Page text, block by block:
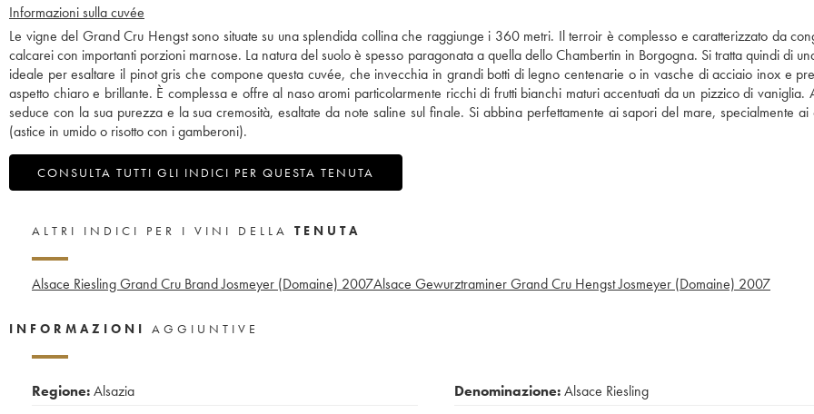
Informazioni sulla cuvée
Le vigne del Grand Cru Hengst sono situate su una splendida collina che raggiunge i 360 metri. Il terroir è complesso e caratterizzato da
calcarei con importanti porzioni marnose. La natura del suolo è spesso paragonata a quella dello Chambertin in Borgogna. Si tratta quindi di
ideale per esaltare il pinot gris che compone questa cuvée, che invecchia in grandi botti di legno centenarie o in vasche di acciaio inox e
aspetto chiaro e brillante. È complessa e offre al naso aromi particolarmente ricchi di frutti bianchi maturi accentuati da un pizzico di vaniglia.
seduce con la sua purezza e la sua cremosità, esaltate da note saline sul finale. Si abbina perfettamente ai sapori del mare, specialmente ai
(astice in umido o risotto con i gamberoni).
CONSULTA TUTTI GLI INDICI PER QUESTA TENUTA
ALTRI INDICI PER I VINI DELLA TENUTA
Alsace Riesling Grand Cru Brand Josmeyer (Domaine) 2007Alsace Gewurztraminer Grand Cru Hengst Josmeyer (Domaine) 2007
INFORMAZIONI AGGIUNTIVE
Regione:Alsazia
Denominazione:Alsace Riesling